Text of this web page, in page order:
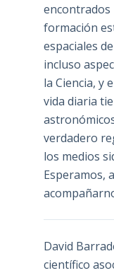
encontrados
formación
espaciales
incluso
la Ciencia, y
vida diaria
verdadero
los medios
Esperamos,
David
científico